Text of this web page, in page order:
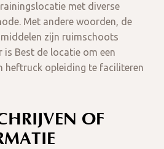
met diverse
Met andere woorden, de
middelen zijn ruimschoots
Best de locatie om een
heftruck opleiding te faciliteren
OF